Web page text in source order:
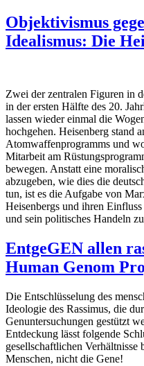
Objektivismus
Idealismus: Die
Zwei der zentralen Figuren in
in der ersten Hälfte des 20.
lassen wieder einmal die
hochgehen. Heisenberg stand
Atomwaffenprogramms und
Mitarbeit am
bewegen. Anstatt eine
abzugeben, wie dies die
tun, ist es die Aufgabe von
Heisenbergs und ihren
und sein politisches Handeln
EntgeGEN allen
Human Genom
Die Entschlüsselung des
Ideologie des Rassimus, die
Genuntersuchungen gestützt
Entdeckung lässt folgende
gesellschaftlichen Verhältnisse
Menschen, nicht die Gene!